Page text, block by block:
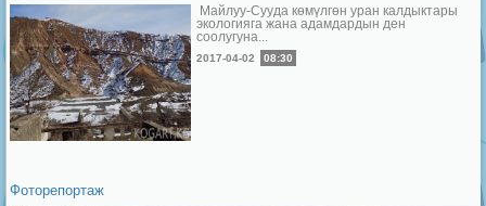
Майлуу-Сууда көмүлгөн уран калдыктары
экологияга жана адамдардын ден
соолугуна...
2017-04-02 08:30
Фоторепортаж